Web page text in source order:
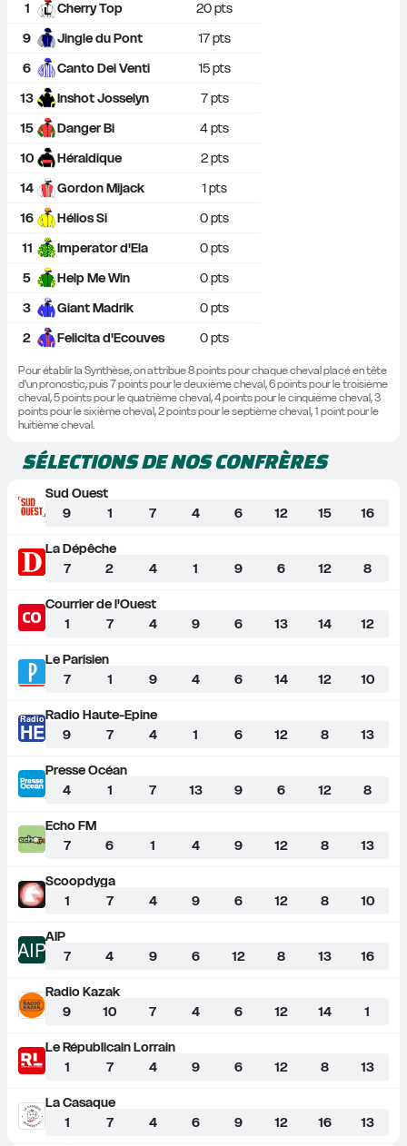
1 Cherry Top 20 pts
9
Jingle du Pont 17 pts
6
Canto Dei Venti 15 pts
13
Inshot Josselyn 7 pts
15
Danger Bi 4 pts
10
Héraldique 2 pts
14
Gordon Mijack 1 pts
16
Hélios Si 0 pts
11
Imperator d'Ela 0 pts
5
Help Me Win 0 pts
3
Giant Madrik 0 pts
2
Felicita d'Ecouves 0 pts
Pour établir la Synthèse, on attribue 8 points pour chaque cheval placé en tête
d'un pronostic, puis 7 points pour le deuxième cheval, 6 points pour le troisième
cheval, 5 points pour le quatrième cheval, 4 points pour le cinquième cheval, 3
points pour le sixième cheval, 2 points pour le septième cheval, 1 point pour le
huitième cheval.
SÉLECTIONS DE NOS CONFRÈRES
Sud Ouest
9
1 7 4 6 12 15 16
La Dépêche
7
2 4 1 9 6 12 8
Courrier de l'Ouest
1
7 4 9 6 13 14 12
Le Parisien
7
1 9 4 6 14 12 10
Radio
HE
Radio Haute-Epine
9
7 4 1 6 12 8 13
Presse Océan
4
1 7 13 9 6 12 8
Echo FM
7
6 1 4 9 12 8 13
Scoopdyga
1
7 4 9 6 12 8 10
AIPAIP
7
4 9 6 12 8 13 16
Radio Kazak
9
10 7 4 6 12 14 1
Le Républicain Lorrain
1
7 4 9 6 12 8 13
La Casaque
1
7 4 6 9 12 16 13